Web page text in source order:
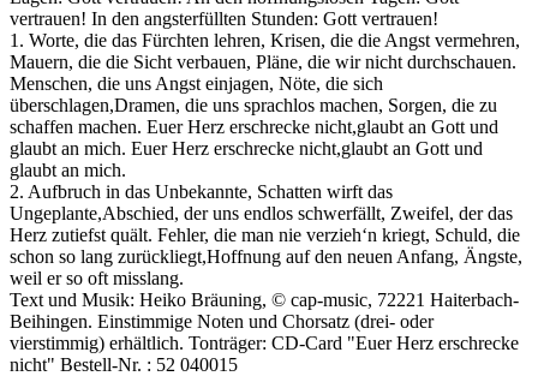
vertrauen! In den angsterfüllten Stunden: Gott vertrauen!
1. Worte, die das Fürchten lehren, Krisen, die die Angst vermehren,
Mauern, die die Sicht verbauen, Pläne, die wir nicht durchschauen.
Menschen, die uns Angst einjagen, Nöte, die sich
überschlagen,Dramen, die uns sprachlos machen, Sorgen, die zu
schaffen machen. Euer Herz erschrecke nicht,glaubt an Gott und
glaubt an mich. Euer Herz erschrecke nicht,glaubt an Gott und
glaubt an mich.
2. Aufbruch in das Unbekannte, Schatten wirft das
Ungeplante,Abschied, der uns endlos schwerfällt, Zweifel, der das
Herz zutiefst quält. Fehler, die man nie verzieh‘n kriegt, Schuld, die
schon so lang zurückliegt,Hoffnung auf den neuen Anfang, Ängste,
weil er so oft misslang.
Text und Musik: Heiko Bräuning, © cap-music, 72221 Haiterbach-
Beihingen. Einstimmige Noten und Chorsatz (drei- oder
vierstimmig) erhältlich. Tonträger: CD-Card "Euer Herz erschrecke
nicht" Bestell-Nr. : 52 040015